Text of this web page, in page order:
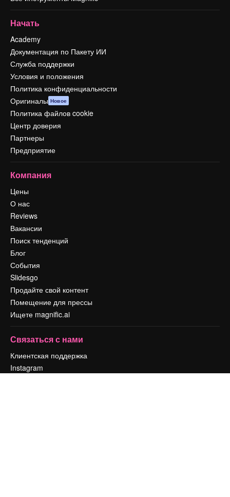
Начать
Academy
Документация по Пакету ИИ
Служба поддержки
Условия и положения
Политика конфиденциальности
Оригиналы Новое
Политика файлов cookie
Центр доверия
Партнеры
Предприятие
Компания
Цены
О нас
Reviews
Вакансии
Поиск тенденций
Блог
События
Slidesgo
Продайте свой контент
Помещение для прессы
Ищете magnific.ai
Связаться с нами
Клиентская поддержка
Instagram